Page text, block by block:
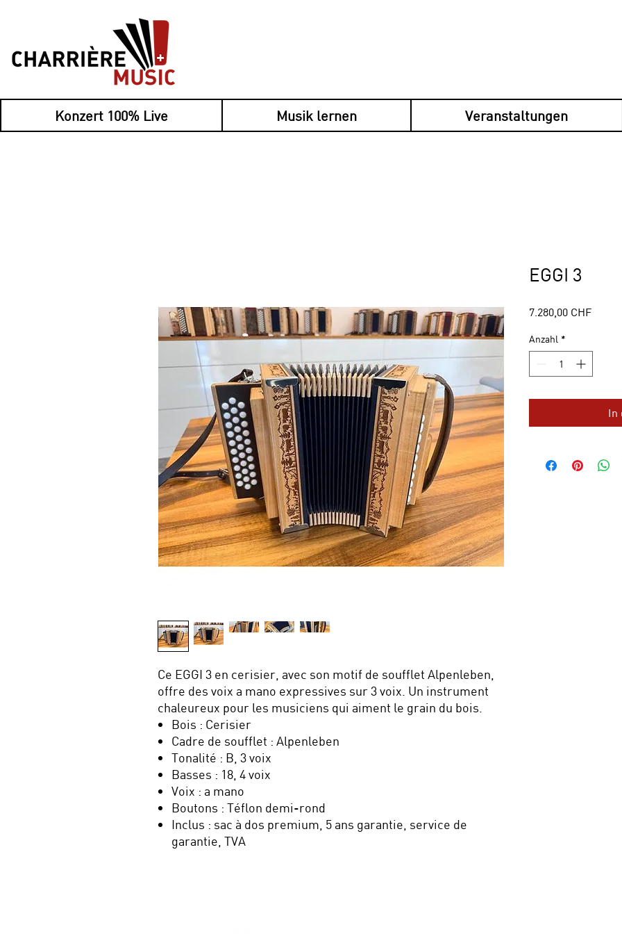
Konzert 100% Live Musik lernen Veranstaltungen
Ce EGGI 3 en cerisier, avec son motif de soufflet Alpenleben,
offre des voix a mano expressives sur 3 voix. Un instrument
chaleureux pour les musiciens qui aiment le grain du bois.
Bois : Cerisier
Cadre de soufflet : Alpenleben
Tonalité : B, 3 voix
Basses : 18, 4 voix
Voix : a mano
Boutons : Téflon demi-rond
Inclus : sac à dos premium, 5 ans garantie, service de
garantie, TVA
EGGI 3
7.280,00 CHFPreis
Anzahl *
In